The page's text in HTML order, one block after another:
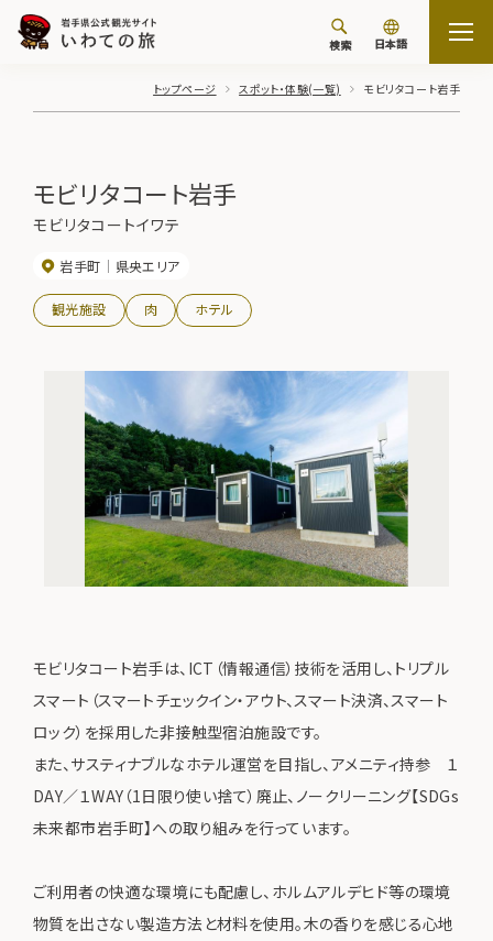
検索 日本語
トップページ スポット・体験(一覧) モビリタコート岩手
モビリタコート岩手
モビリタコートイワテ
岩手町 県央エリア
観光施設 肉 ホテル
モビリタコート岩手は、ICT（情報通信）技術を活用し、トリプル
スマート（スマートチェックイン・アウト、スマート決済、スマート
ロック）を採用した非接触型宿泊施設です。
また、サスティナブルなホテル運営を目指し、アメニティ持参 １
DAY／１WAY（1日限り使い捨て）廃止、ノークリーニング【SDGs
未来都市岩手町】への取り組みを行っています。
ご利用者の快適な環境にも配慮し、ホルムアルデヒド等の環境
物質を出さない製造方法と材料を使用。木の香りを感じる心地